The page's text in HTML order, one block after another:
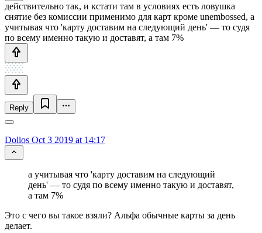
действительно так, и кстати там в условиях есть ловушка
снятие без комиссии применимо для карт кроме unembossed, а
учитывая что 'карту доставим на следующий день' — то судя
по всему именно такую и доставят, а там 7%
Reply
Dolios Oct 3 2019 at 14:17
а учитывая что 'карту доставим на следующий
день' — то судя по всему именно такую и доставят,
а там 7%
Это с чего вы такое взяли? Альфа обычные карты за день
делает.